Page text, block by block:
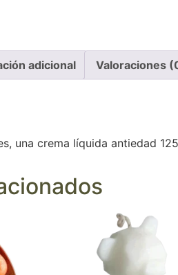
adicional Valoraciones
una crema líquida antiedad